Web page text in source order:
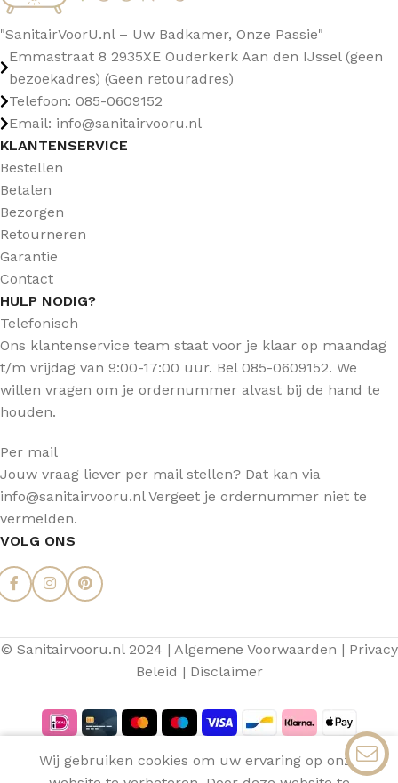
"SanitairVoorU.nl – Uw Badkamer, Onze Passie"
Emmastraat 8 2935XE Ouderkerk Aan den IJssel (geen
bezoekadres) (Geen retouradres)
Telefoon: 085-0609152
Email: info@sanitairvooru.nl
KLANTENSERVICE
Bestellen
Betalen
Bezorgen
Retourneren
Garantie
Contact
HULP NODIG?
Telefonisch
Ons klantenservice team staat voor je klaar op maandag
t/m vrijdag van 9:00-17:00 uur. Bel 085-0609152. We
willen vragen om je ordernummer alvast bij de hand te
houden.
Per mail
Jouw vraag liever per mail stellen? Dat kan via
info@sanitairvooru.nl Vergeet je ordernummer niet te
vermelden.
VOLG ONS
© Sanitairvooru.nl 2024 | Algemene Voorwaarden | Privacy
Beleid | Disclaimer
Wij gebruiken cookies om uw ervaring op onze
VerlanglijstVergelijken